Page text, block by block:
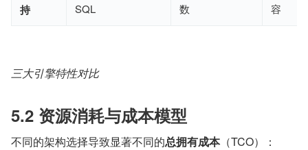
持
SQL
数
容
三大引擎特性对比
5.2 资源消耗与成本模型
不同的架构选择导致显著不同的总拥有成本（TCO）：